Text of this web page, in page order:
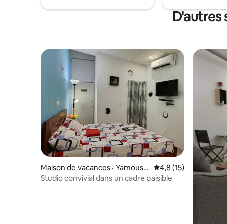
D'autres
Maison de vacances · Yamouss
oukro
Note moyenne de
4,8 (15)
Studio convivial dans un cadre paisible